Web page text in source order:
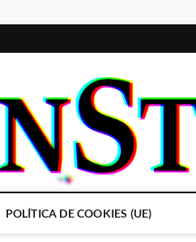
POLÍTICA DE COOKIES (UE)